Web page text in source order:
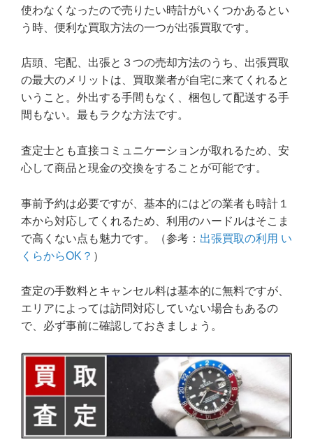
使わなくなったので売りたい時計がいくつかあるとい
う時、便利な買取方法の一つが出張買取です。
店頭、宅配、出張と３つの売却方法のうち、出張買取
の最大のメリットは、買取業者が自宅に来てくれると
いうこと。外出する手間もなく、梱包して配送する手
間もない。最もラクな方法です。
査定士とも直接コミュニケーションが取れるため、安
心して商品と現金の交換をすることが可能です。
事前予約は必要ですが、基本的にはどの業者も時計１
本から対応してくれるため、利用のハードルはそこま
で高くない点も魅力です。（参考： 出張買取の利用 い
くらからOK？ ）
査定の手数料とキャンセル料は基本的に無料ですが、
エリアによっては訪問対応していない場合もあるの
で、必ず事前に確認しておきましょう。